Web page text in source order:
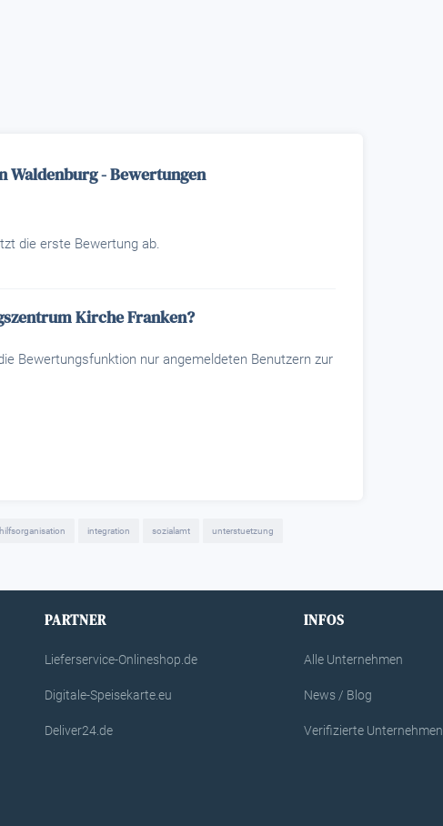
Waldenburg - Bewertungen
die erste Bewertung ab.
Kirche Franken?
Bewertungsfunktion nur angemeldeten Benutzern zur
hilfsorganisation integration sozialamt unterstuetzung
PARTNER
Lieferservice-Onlineshop.de
Digitale-Speisekarte.eu
Deliver24.de
INFOS
Alle Unternehmen
News / Blog
Verifizierte Unternehmen